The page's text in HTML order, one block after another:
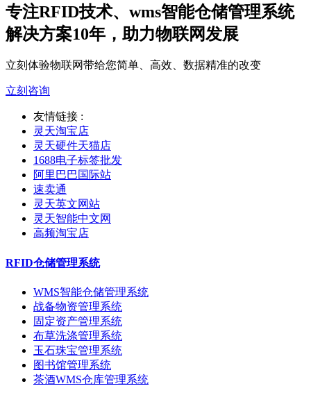
专注RFID技术、wms智能仓储管理系统
解决方案10年，助力物联网发展
立刻体验物联网带给您简单、高效、数据精准的改变
立刻咨询
友情链接 :
灵天淘宝店
灵天硬件天猫店
1688电子标签批发
阿里巴巴国际站
速卖通
灵天英文网站
灵天智能中文网
高频淘宝店
RFID仓储管理系统
WMS智能仓储管理系统
战备物资管理系统
固定资产管理系统
布草洗涤管理系统
玉石珠宝管理系统
图书馆管理系统
茶酒WMS仓库管理系统